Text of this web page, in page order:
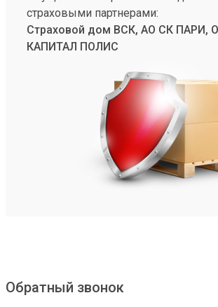
страховыми партнерами:
Страховой дом ВСК, АО СК ПАРИ,
КАПИТАЛ ПОЛИС
Обратный звонок